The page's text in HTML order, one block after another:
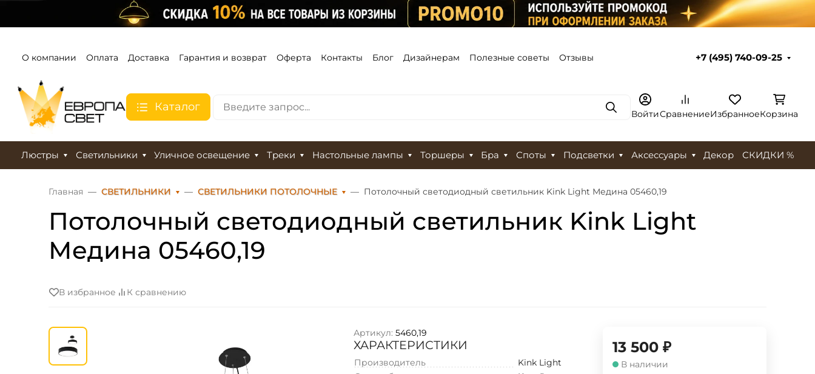
О компании Оплата Доставка Гарантия и возврат Оферта Контакты Блог Дизайнерам Полезные советы Отзывы +7 (495) 740-09-25
Каталог ПоискВойтиСравнениеИзбранноеКорзина
Люстры Светильники Уличное освещение Треки Настольные лампы Торшеры Бра Споты Подсветки Аксессуары Декор СКИДКИ %
Главная СВЕТИЛЬНИКИ СВЕТИЛЬНИКИ ПОТОЛОЧНЫЕ Потолочный светодиодный светильник Kink Light Медина 05460,19
Потолочный светодиодный светильник Kink Light
Медина 05460,19
В избранное К сравнению
Артикул: 5460,19
ХАРАКТЕРИСТИКИ
Производитель
Kink Light
13 500 ₽
В наличии